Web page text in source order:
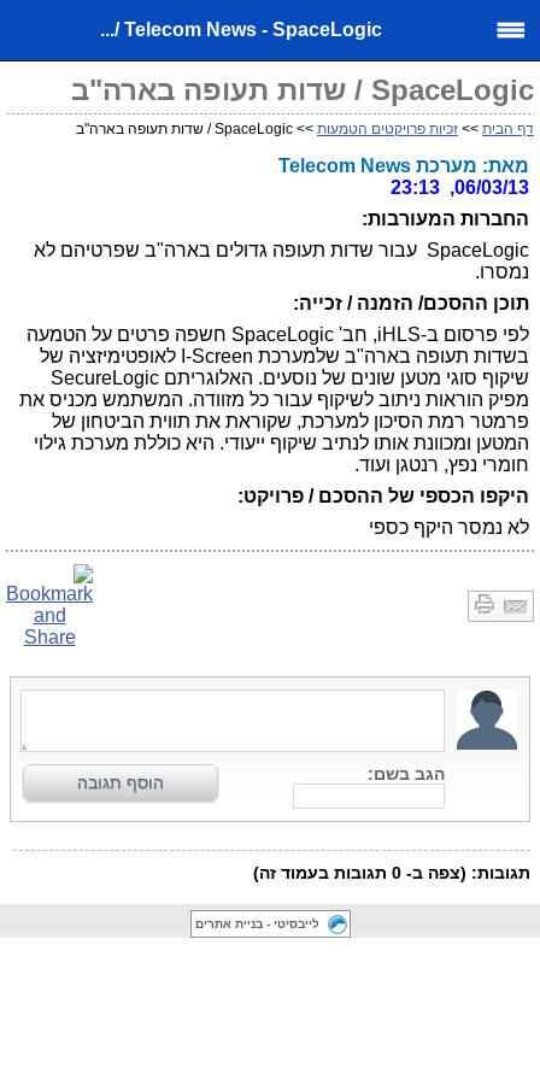
Telecom News - SpaceLogic /...
SpaceLogic / שדות תעופה בארה"ב
דף הבית >> זכיות פרויקטים הטמעות >> SpaceLogic / שדות תעופה בארה"ב
מאת: מערכת Telecom News
06/03/13, 23:13
החברות המעורבות:
SpaceLogic עבור שדות תעופה גדולים בארה"ב שפרטיהם לא
נמסרו.
תוכן ההסכם/ הזמנה / זכייה:
לפי פרסום ב-iHLS, חב' SpaceLogic חשפה פרטים על הטמעה
בשדות תעופה בארה"ב שלמערכת I-Screen לאופטימיזציה של
שיקוף סוגי מטען שונים של נוסעים. האלוגריתם SecureLogic
מפיק הוראות ניתוב לשיקוף עבור כל מזוודה. המשתמש מכניס את
פרמטר רמת הסיכון למערכת, שקוראת את תווית הביטחון של
המטען ומכוונת אותו לנתיב שיקוף ייעודי. היא כוללת מערכת גילוי
חומרי נפץ, רנטגן ועוד.
היקפו הכספי של ההסכם / פרויקט:
לא נמסר היקף כספי
לייבסיטי - בניית אתרים